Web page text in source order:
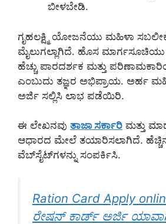
ಬೀಳಬೇಡಿ.
ಗೃಹಲಕ್ಷ್ಮಿ ಯೋಜನೆಯು ಮಹಿಳಾ
ಮೈಲುಗಲ್ಲಾಗಿದೆ. ಹೊಸ
ಹೆಚ್ಚು ಪಾರದರ್ಶಕ ಮತ್ತು
ಎಂಬುದು ತಜ್ಞರ ಅಭಿಪ್ರಾಯ. ಅರ್ಹ
ಅರ್ಜಿ ಸಲ್ಲಿಸಿ ಲಾಭ ಪಡೆಯಿರಿ.
ಈ ಲೇಖನವು ತಾಜಾ ಸರ್ಕಾರಿ ಮತ್ತು
ಆಧಾರದ ಮೇಲೆ ತಯಾರಿಸಲಾಗಿದೆ.
ವೆಬ್‌ಸೈಟ್‌ಗಳನ್ನು ಸಂಪರ್ಕಿಸಿ.
Ration Card Apply
ರೇಷನ್ ಕಾರ್ಡ್ ಅರ್ಜಿ